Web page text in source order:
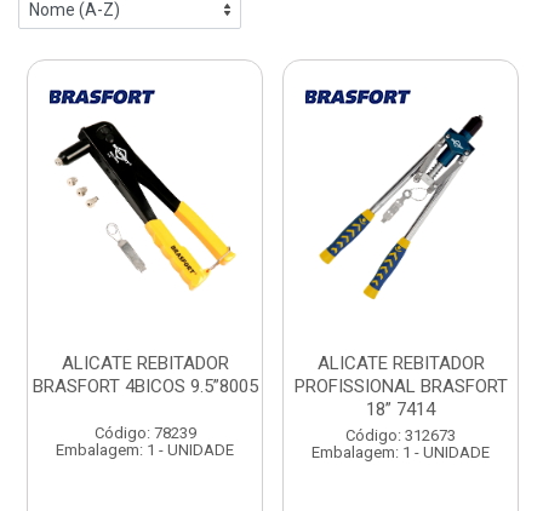
ALICATE REBITADOR
BRASFORT 4BICOS 9.5”8005
Código: 78239
Embalagem: 1 - UNIDADE
ALICATE REBITADOR
PROFISSIONAL BRASFORT
18” 7414
Código: 312673
Embalagem: 1 - UNIDADE